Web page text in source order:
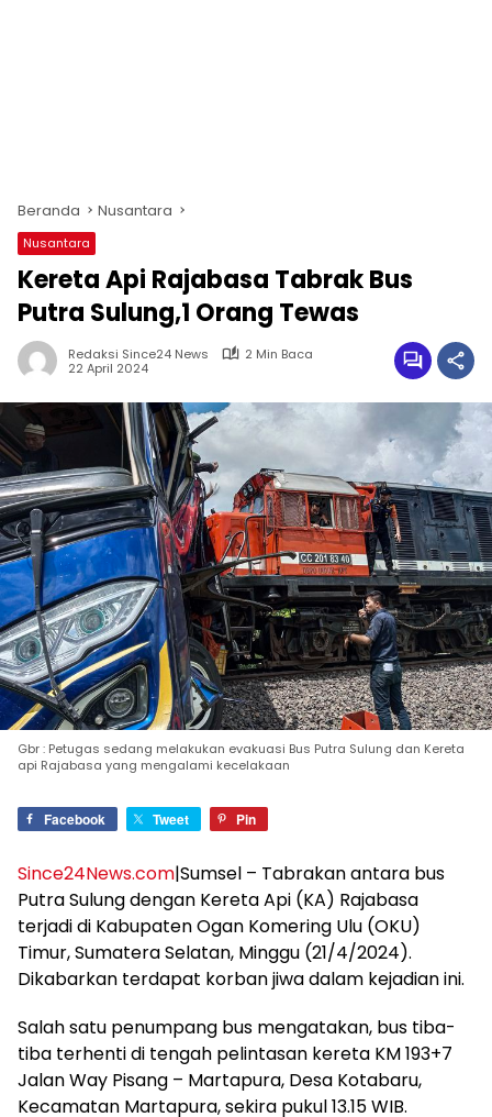
Beranda Nusantara
Nusantara
Kereta Api Rajabasa Tabrak Bus
Putra Sulung,1 Orang Tewas
Redaksi Since24 News
2 Min Baca
22 April 2024
Gbr : Petugas sedang melakukan evakuasi Bus Putra Sulung dan Kereta
api Rajabasa yang mengalami kecelakaan
Facebook Tweet Pin
Since24News.com|Sumsel – Tabrakan antara bus
Putra Sulung dengan Kereta Api (KA) Rajabasa
terjadi di Kabupaten Ogan Komering Ulu (OKU)
Timur, Sumatera Selatan, Minggu (21/4/2024).
Dikabarkan terdapat korban jiwa dalam kejadian ini.
Salah satu penumpang bus mengatakan, bus tiba-
tiba terhenti di tengah pelintasan kereta KM 193+7
Jalan Way Pisang – Martapura, Desa Kotabaru,
Kecamatan Martapura, sekira pukul 13.15 WIB.